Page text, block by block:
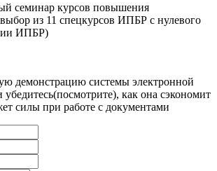
семинар курсов повышения
из 11 спецкурсов ИПБР с нулевого
ИПБР)
демонстрацию системы электронной
как она сэкономит
силы при работе с документами